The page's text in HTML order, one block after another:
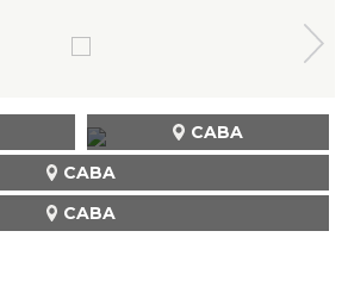
CABA
CABA
CABA